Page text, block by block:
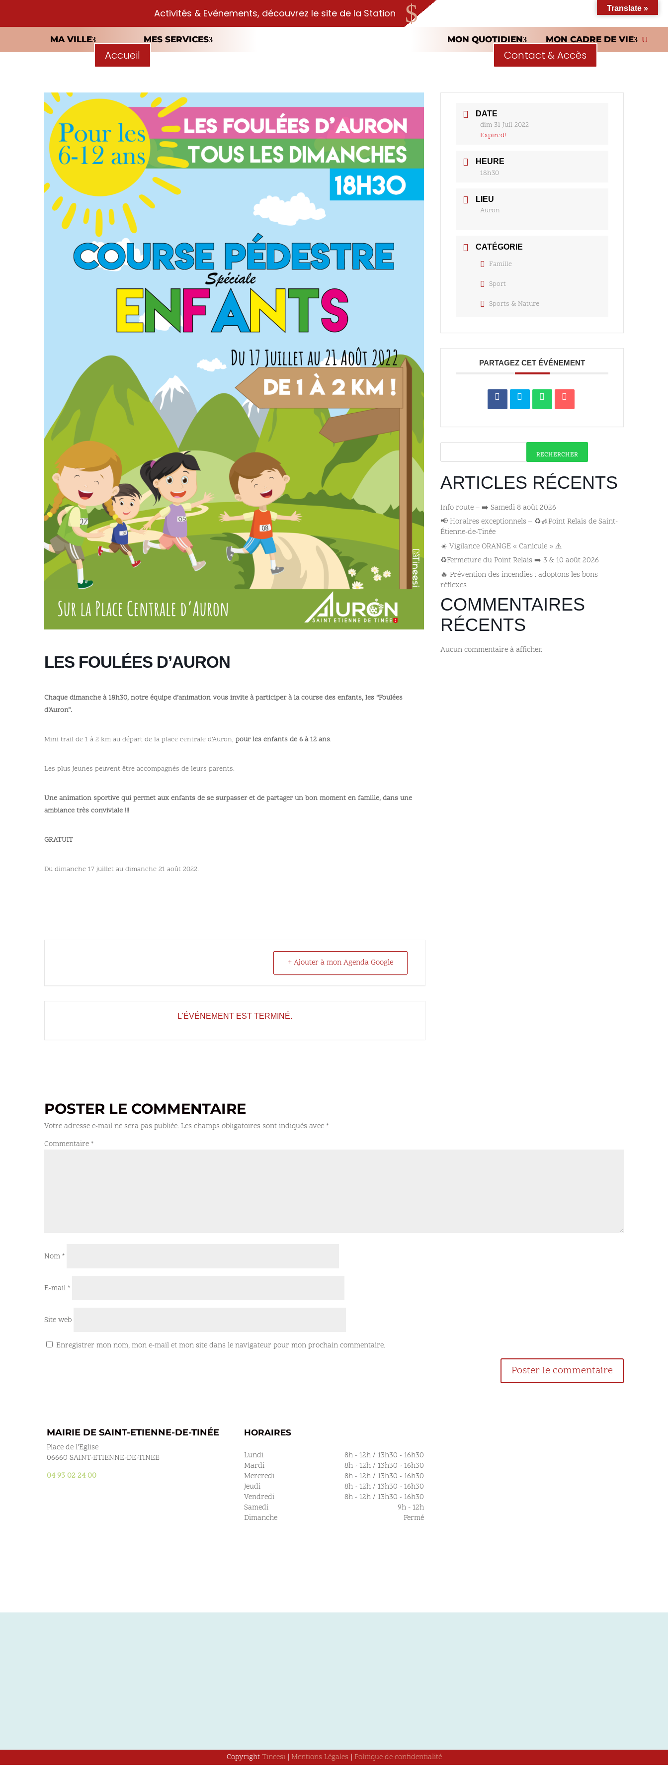
$
Activités & Evénements, découvrez le site de la Station
MA VILLE MES SERVICES MON QUOTIDIEN MON CADRE DE VIE
Accueil Contact & Accès
LES FOULÉES D’AURON
Chaque dimanche à 18h30, notre équipe d’animation vous invite à participer à la course des enfants, les “Foulées
d’Auron”.
Mini trail de 1 à 2 km au départ de la place centrale d’Auron, pour les enfants de 6 à 12 ans.
Les plus jeunes peuvent être accompagnés de leurs parents.
Une animation sportive qui permet aux enfants de se surpasser et de partager un bon moment en famille, dans une
ambiance très conviviale !!!
GRATUIT
Du dimanche 17 juillet au dimanche 21 août 2022.
+ Ajouter à mon Agenda Google
L'ÉVÉNEMENT EST TERMINÉ.
DATE
dim 31 Juil 2022
Expired!
HEURE
18h30
LIEU
Auron
CATÉGORIE
Famille
Sport
Sports & Nature
PARTAGEZ CET ÉVÉNEMENT
RECHERCHER
ARTICLES RÉCENTS
Info route – ➡️ Samedi 8 août 2026
📢 Horaires exceptionnels – ♻️🚮Point Relais de Saint-
Étienne-de-Tinée
☀️ Vigilance ORANGE « Canicule » ⚠️
♻️Fermeture du Point Relais ➡️​ 3 & 10 août 2026
🔥 Prévention des incendies : adoptons les bons
réflexes
COMMENTAIRES
RÉCENTS
Aucun commentaire à afficher.
POSTER LE COMMENTAIRE
Votre adresse e-mail ne sera pas publiée. Les champs obligatoires sont indiqués avec*
Commentaire*
Nom*
E-mail*
Site web
Enregistrer mon nom, mon e-mail et mon site dans le navigateur pour mon prochain commentaire.
MAIRIE DE SAINT-ETIENNE-DE-TINÉE
Place de l’Eglise
06660 SAINT-ETIENNE-DE-TINEE
04 93 02 24 00
HORAIRES
Lundi
8h - 12h / 13h30 - 16h30
Mardi
8h - 12h / 13h30 - 16h30
Mercredi
8h - 12h / 13h30 - 16h30
Jeudi
8h - 12h / 13h30 - 16h30
Vendredi
8h - 12h / 13h30 - 16h30
Samedi
9h - 12h
Dimanche
Fermé
CopyrightTineesi| Mentions Légales Politique de confidentialité
Translate »